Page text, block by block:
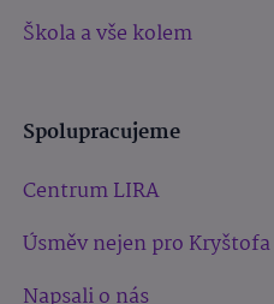
Škola a vše kolem
Spolupracujeme
Centrum LIRA
Úsměv nejen pro Kryštofa
Napsali o nás